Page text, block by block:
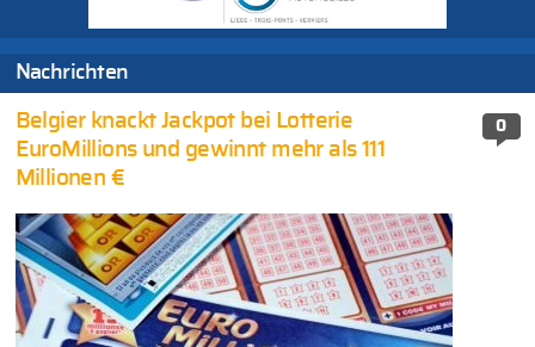
Nachrichten
0
Belgier knackt Jackpot bei Lotterie
EuroMillions und gewinnt mehr als 111
Millionen €